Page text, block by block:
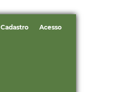
Cadastro Acesso